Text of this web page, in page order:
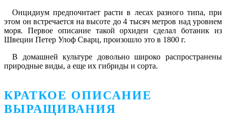
Онцидиум предпочитает расти в лесах разного типа, при
этом он встречается на высоте до 4 тысяч метров над уровнем
моря. Первое описание такой орхидеи сделал ботаник из
Швеции Петер Улоф Сварц, произошло это в 1800 г.
В домашней культуре довольно широко распространены
природные виды, а еще их гибриды и сорта.
КРАТКОЕ ОПИСАНИЕ
ВЫРАЩИВАНИЯ